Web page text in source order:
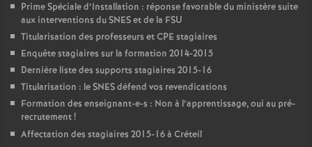
Prime Spéciale d’Installation : réponse favorable du ministère suite
aux interventions duSNESet de la FSU
Titularisation des professeurs etCPE stagiaires
Enquête stagiaires sur la formation 2014-2015
Dernière liste des supports stagiaires 2015-16
Titularisation : leSNESdéfend vos revendications
Formation des enseignant-e-s : Non à l’apprentissage, oui au pré-
recrutement!
Affectation des stagiaires 2015-16 à Créteil